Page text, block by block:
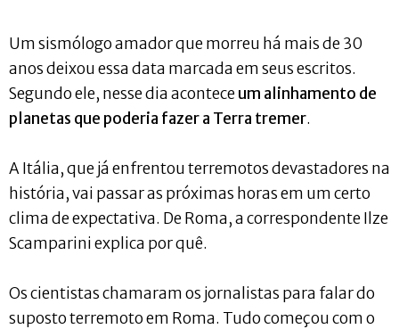
Um sismólogo amador que morreu há mais de 30
anos deixou essa data marcada em seus escritos.
Segundo ele, nesse dia aconteceum alinhamento de
planetas que poderia fazer a Terra tremer.
A Itália, que já enfrentou terremotos devastadores na
história, vai passar as próximas horas em um certo
clima de expectativa. De Roma, a correspondente Ilze
Scamparini explica por quê.
Os cientistas chamaram os jornalistas para falar do
suposto terremoto em Roma. Tudo começou com o